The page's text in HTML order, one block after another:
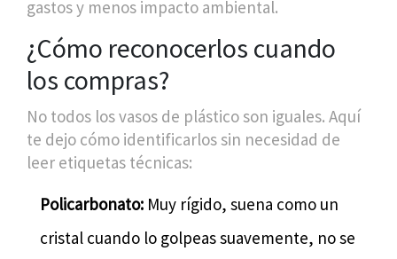
gastos y menos impacto ambiental.
¿Cómo reconocerlos cuando
los compras?
No todos los vasos de plástico son iguales. Aquí
te dejo cómo identificarlos sin necesidad de
leer etiquetas técnicas:
Policarbonato: Muy rígido, suena como un
cristal cuando lo golpeas suavemente, no se